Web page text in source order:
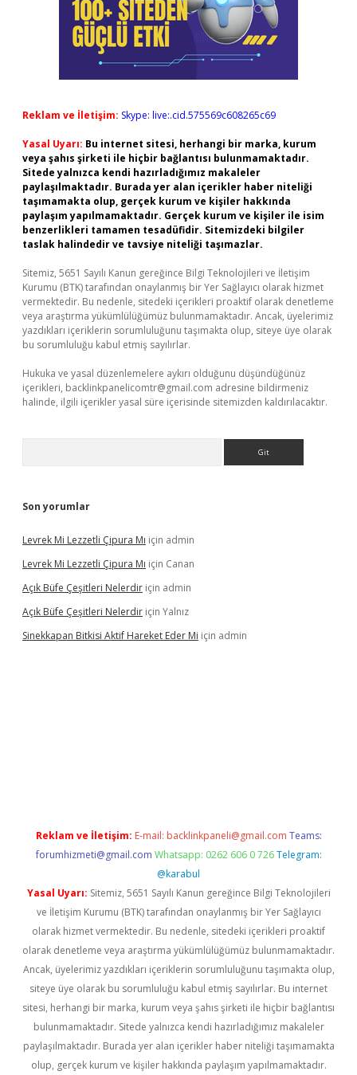
Reklam ve İletişim: Skype: live:.cid.575569c608265c69
Yasal Uyarı: Bu internet sitesi, herhangi bir marka, kurum
veya şahıs şirketi ile hiçbir bağlantısı bulunmamaktadır.
Sitede yalnızca kendi hazırladığımız makaleler
paylaşılmaktadır. Burada yer alan içerikler haber niteliği
taşımamakta olup, gerçek kurum ve kişiler hakkında
paylaşım yapılmamaktadır. Gerçek kurum ve kişiler ile isim
benzerlikleri tamamen tesadüfidir. Sitemizdeki bilgiler
taslak halindedir ve tavsiye niteliği taşımazlar.
Sitemiz, 5651 Sayılı Kanun gereğince Bilgi Teknolojileri ve İletişim
Kurumu (BTK) tarafından onaylanmış bir Yer Sağlayıcı olarak hizmet
vermektedir. Bu nedenle, sitedeki içerikleri proaktif olarak denetleme
veya araştırma yükümlülüğümüz bulunmamaktadır. Ancak, üyelerimiz
yazdıkları içeriklerin sorumluluğunu taşımakta olup, siteye üye olarak
bu sorumluluğu kabul etmiş sayılırlar.
Hukuka ve yasal düzenlemelere aykırı olduğunu düşündüğünüz
içerikleri, backlinkpanelicomtr@gmail.com adresine bildirmeniz
halinde, ilgili içerikler yasal süre içerisinde sitemizden kaldırılacaktır.
Son yorumlar
Levrek Mi Lezzetli Çipura Mı için admin
Levrek Mi Lezzetli Çipura Mı için Canan
Açık Büfe Çeşitleri Nelerdir için admin
Açık Büfe Çeşitleri Nelerdir için Yalnız
Sinekkapan Bitkisi Aktif Hareket Eder Mi için admin
Reklam ve İletişim: E-mail: backlinkpaneli@gmail.com Teams:
forumhizmeti@gmail.com Whatsapp: 0262 606 0 726 Telegram:
@karabul
Yasal Uyarı: Sitemiz, 5651 Sayılı Kanun gereğince Bilgi Teknolojileri
ve İletişim Kurumu (BTK) tarafından onaylanmış bir Yer Sağlayıcı
olarak hizmet vermektedir. Bu nedenle, sitedeki içerikleri proaktif
olarak denetleme veya araştırma yükümlülüğümüz bulunmamaktadır.
Ancak, üyelerimiz yazdıkları içeriklerin sorumluluğunu taşımakta olup,
siteye üye olarak bu sorumluluğu kabul etmiş sayılırlar. Bu internet
sitesi, herhangi bir marka, kurum veya şahıs şirketi ile hiçbir bağlantısı
bulunmamaktadır. Sitede yalnızca kendi hazırladığımız makaleler
paylaşılmaktadır. Burada yer alan içerikler haber niteliği taşımamakta
olup, gerçek kurum ve kişiler hakkında paylaşım yapılmamaktadır.